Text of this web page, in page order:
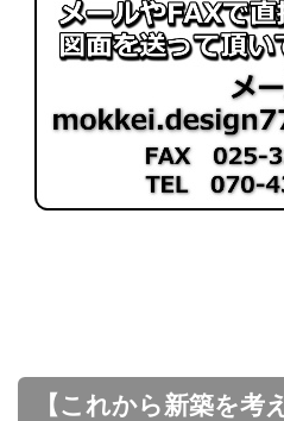
【これから新築を考